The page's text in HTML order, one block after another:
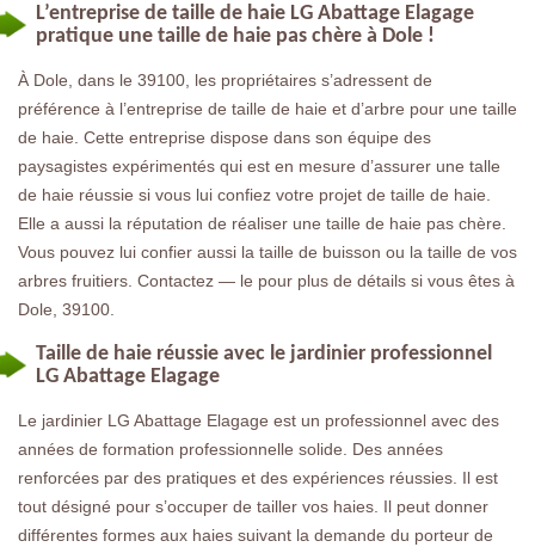
L’entreprise de taille de haie LG Abattage Elagage
pratique une taille de haie pas chère à Dole !
À Dole, dans le 39100, les propriétaires s’adressent de
préférence à l’entreprise de taille de haie et d’arbre pour une taille
de haie. Cette entreprise dispose dans son équipe des
paysagistes expérimentés qui est en mesure d’assurer une talle
de haie réussie si vous lui confiez votre projet de taille de haie.
Elle a aussi la réputation de réaliser une taille de haie pas chère.
Vous pouvez lui confier aussi la taille de buisson ou la taille de vos
arbres fruitiers. Contactez — le pour plus de détails si vous êtes à
Dole, 39100.
Taille de haie réussie avec le jardinier professionnel
LG Abattage Elagage
Le jardinier LG Abattage Elagage est un professionnel avec des
années de formation professionnelle solide. Des années
renforcées par des pratiques et des expériences réussies. Il est
tout désigné pour s’occuper de tailler vos haies. Il peut donner
différentes formes aux haies suivant la demande du porteur de